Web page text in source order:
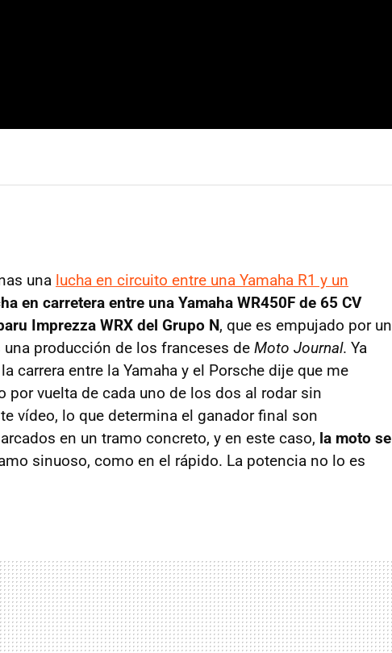
una lucha en circuito entre una Yamaha R1 y un
en carretera entre una Yamaha WR450F de 65 CV
Imprezza WRX del Grupo N, que es empujado por un
una producción de los franceses de Moto Journal. Ya
carrera entre la Yamaha y el Porsche dije que me
por vuelta de cada uno de los dos al rodar sin
vídeo, lo que determina el ganador final son
en un tramo concreto, y en este caso, la moto se
sinuoso, como en el rápido. La potencia no lo es